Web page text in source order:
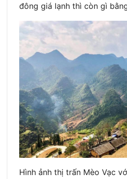
đông giá lạnh thì còn gì
Hình ảnh thị trấn Mèo Vạc